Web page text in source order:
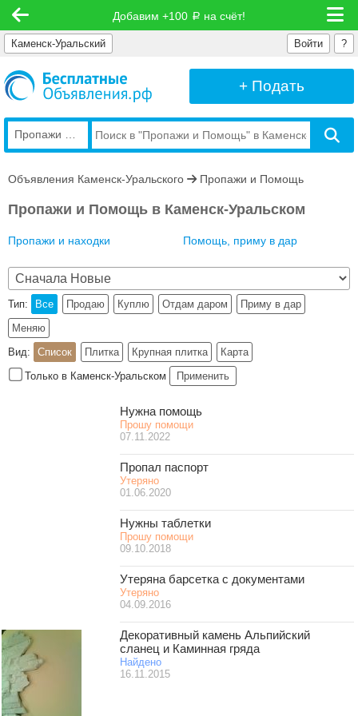
Добавим +100 руб на счёт!
Каменск-Уральский ?
Войти
+ Подать
Объявления Каменск-Уральского Пропажи и Помощь
Пропажи и Помощь в Каменск-Уральском
Пропажи и находки Помощь, приму в дар
Тип: Все Продаю Куплю Отдам даром
Приму в дар
Меняю
Вид:
Список Плитка Крупная плитка
Карта
Только в Каменск-Уральском
Применить
Нужна помощь
Прошу помощи
07.11.2022
Пропал паспорт
Утеряно
01.06.2020
Нужны таблетки
Прошу помощи
09.10.2018
Утеряна барсетка с документами
Утеряно
04.09.2016
Декоративный камень Альпийский
сланец и Каминная гряда
Найдено
16.11.2015